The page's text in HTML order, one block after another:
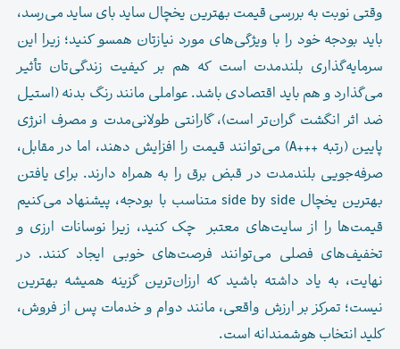
وقتی نوبت به بررسی قیمت بهترین یخچال ساید بای ساید می‌رسد،
باید بودجه خود را با ویژگی‌های مورد نیازتان همسو کنید؛ زیرا این
سرمایه‌گذاری بلندمدت است که هم بر کیفیت زندگی‌تان تأثیر
می‌گذارد و هم باید اقتصادی باشد. عواملی مانند رنگ بدنه (استیل
ضد اثر انگشت گران‌تر است)، گارانتی طولانی‌مدت و مصرف انرژی
پایین (رتبه +++A) می‌توانند قیمت را افزایش دهند، اما در مقابل،
صرفه‌جویی بلندمدت در قبض برق را به همراه دارند. برای یافتن
بهترین یخچال side by side متناسب با بودجه، پیشنهاد می‌کنیم
قیمت‌ها را از سایت‌های معتبر چک کنید، زیرا نوسانات ارزی و
تخفیف‌های فصلی می‌توانند فرصت‌های خوبی ایجاد کنند. در
نهایت، به یاد داشته باشید که ارزان‌ترین گزینه همیشه بهترین
نیست؛ تمرکز بر ارزش واقعی، مانند دوام و خدمات پس از فروش،
کلید انتخاب هوشمندانه است.